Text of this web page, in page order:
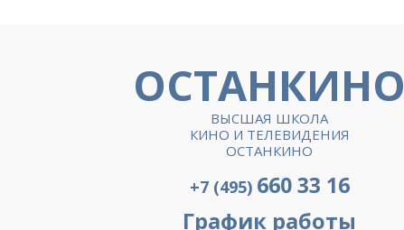
ОСТАНКИНО
ВЫСШАЯ ШКОЛА
КИНО И ТЕЛЕВИДЕНИЯ
ОСТАНКИНО
+7 (495) 660 33 16
График работы